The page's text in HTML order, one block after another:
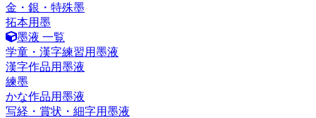
金・銀・特殊墨
拓本用墨
墨液 一覧
学童・漢字練習用墨液
漢字作品用墨液
練墨
かな作品用墨液
写経・賞状・細字用墨液